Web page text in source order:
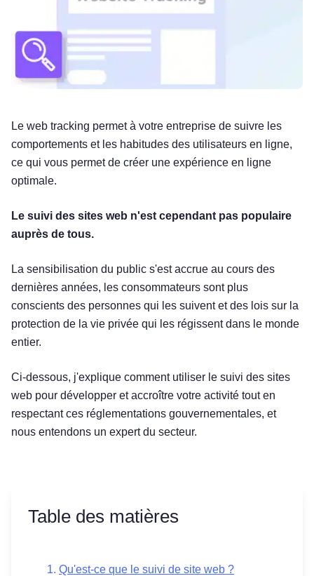
Le web tracking permet à votre entreprise de suivre les
comportements et les habitudes des utilisateurs en ligne,
ce qui vous permet de créer une expérience en ligne
optimale.
Le suivi des sites web n'est cependant pas populaire
auprès de tous.
La sensibilisation du public s'est accrue au cours des
dernières années, les consommateurs sont plus
conscients des personnes qui les suivent et des lois sur la
protection de la vie privée qui les régissent dans le monde
entier.
Ci-dessous, j'explique comment utiliser le suivi des sites
web pour développer et accroître votre activité tout en
respectant ces réglementations gouvernementales, et
nous entendons un expert du secteur.
Table des matières
Qu'est-ce que le suivi de site web ?